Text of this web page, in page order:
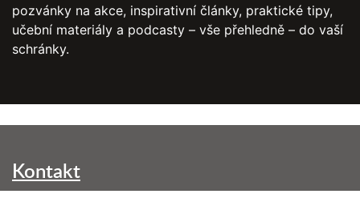
pozvánky na akce, inspirativní články, praktické tipy,
učební materiály a podcasty – vše přehledně – do vaší
schránky.
Kontakt
NVC Brno, z. s.